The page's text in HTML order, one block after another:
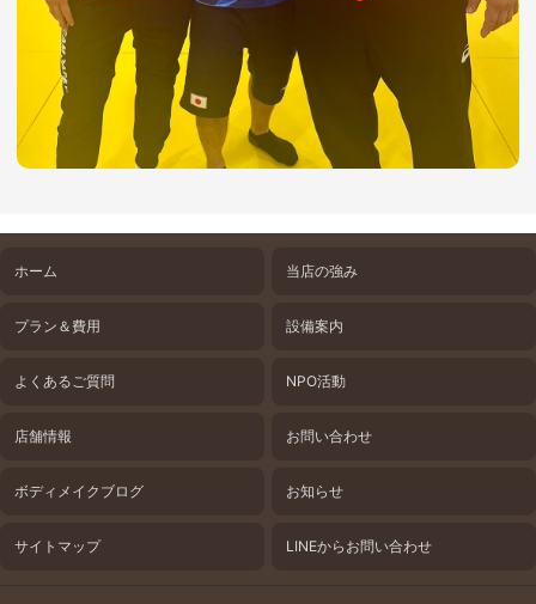
ホーム 当店の強み
プラン＆費用 設備案内
よくあるご質問 NPO活動
店舗情報 お問い合わせ
ボディメイクブログ お知らせ
サイトマップ LINEからお問い合わせ